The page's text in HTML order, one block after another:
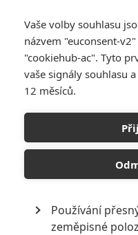
Tomb Raider: Trailer na
Vaše volby souhlasu
názvem "euconsent-
"cookiehub-ac". Tyto
vaše signály souhlasu
12 měsíců.
Používání
zeměpisné